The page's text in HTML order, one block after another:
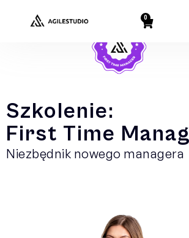
0
Szkolenie:
First Time
Niezbędnik nowego managera